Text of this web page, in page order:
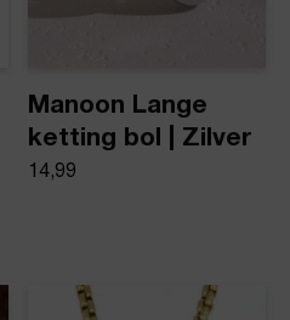
Manoon Lange
ketting bol | Zilver
14,99